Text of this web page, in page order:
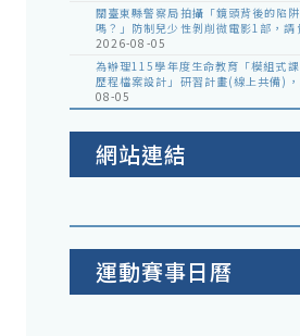
關臺東縣警察局拍攝「鏡頭背後的陷
嗎？」防制兒少性剝削微電影1部，
2026-08-05
為辦理115學年度生命教育「模組式
歷程檔案設計」研習計畫(線上共備)
08-05
網站連結
運動賽事日曆